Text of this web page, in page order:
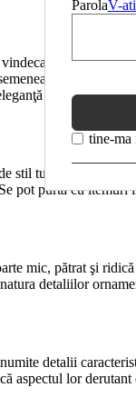
ParolaV-
tine-ma
de
clasică,
stil tuturor ţinutelor
pot purta cu
mic, pătrat şi
detaliilor
detalii
aspectul lor